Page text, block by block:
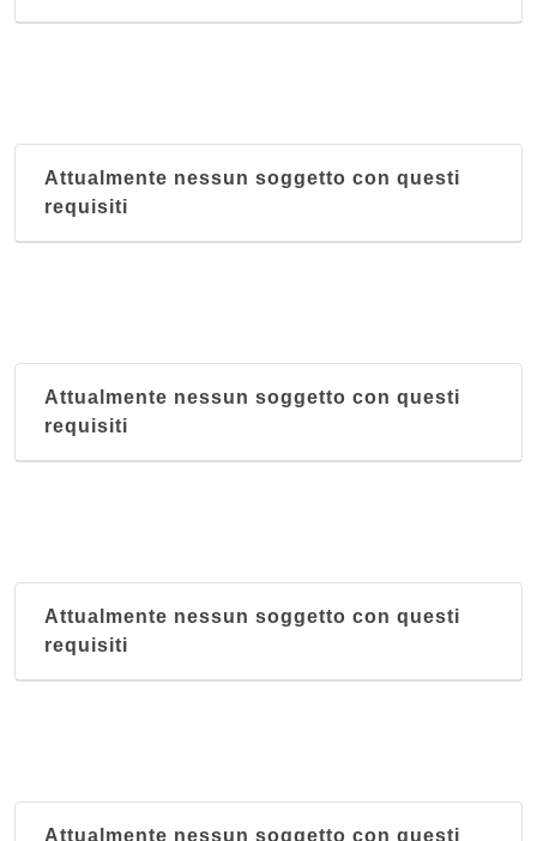
Attualmente nessun soggetto con questi
requisiti
Attualmente nessun soggetto con questi
requisiti
Attualmente nessun soggetto con questi
requisiti
Attualmente nessun soggetto con questi